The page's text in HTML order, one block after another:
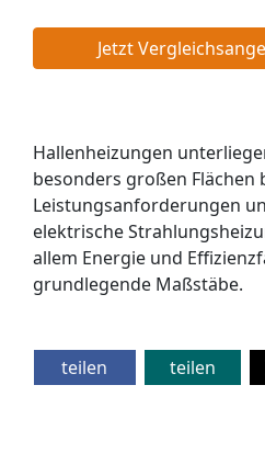
Jetzt
Hallenheizungen
besonders großen Flächen
Leistungsanforderungen
elektrische
allem Energie und
grundlegende Maßstäbe.
teilen teilen